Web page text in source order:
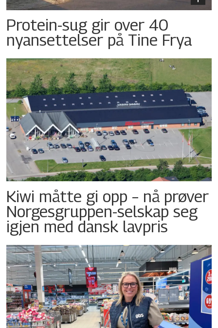
Protein-sug gir over 40
nyansettelser på Tine Frya
Kiwi måtte gi opp – nå prøver
Norgesgruppen-selskap seg
igjen med dansk lavpris